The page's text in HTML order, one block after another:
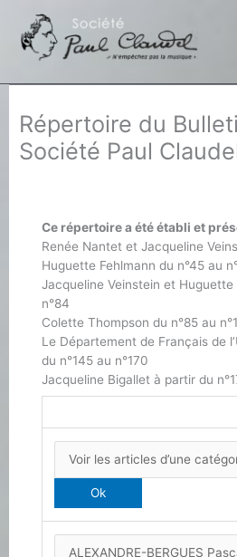
contenu
Répertoire du
Société Paul
Ce répertoire a été établi et
Renée Nantet et Jacqueline
Huguette Fehlmann du n°45 au
Jacqueline Veinstein et Huguette
n°84
Colette Thompson du n°85 au
Le Département de Français de
du n°145 au n°170
Jacqueline Bigallet à partir du